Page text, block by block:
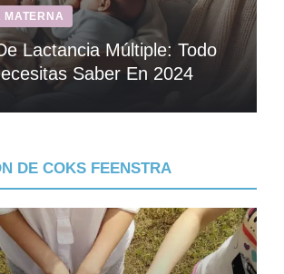
MATERNA
Lactancia Múltiple: Todo
Saber En 2024
DE COKS FEENSTRA